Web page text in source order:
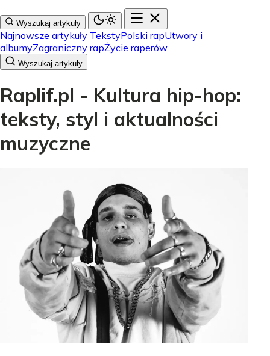
Wyszukaj artykuły
Najnowsze artykuły TekstyPolski rapUtwory i
albumyZagraniczny rapŻycie raperów
Wyszukaj artykuły
Raplif.pl - Kultura hip-hop:
teksty, styl i aktualności
muzyczne